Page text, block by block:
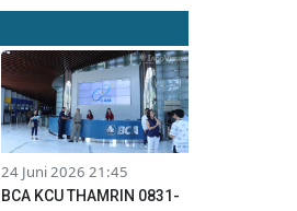
24 Juni 2026 21:45
BCA KCU THAMRIN 0831-